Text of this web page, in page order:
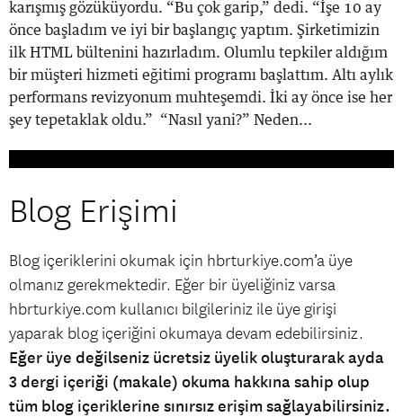
karışmış gözüküyordu. “Bu çok garip,” dedi. “İşe 10 ay
önce başladım ve iyi bir başlangıç yaptım. Şirketimizin
ilk HTML bültenini hazırladım. Olumlu tepkiler aldığım
bir müşteri hizmeti eğitimi programı başlattım. Altı aylık
performans revizyonum muhteşemdi. İki ay önce ise her
şey tepetaklak oldu.” “Nasıl yani?” Neden...
Blog Erişimi
Blog içeriklerini okumak için hbrturkiye.com’a üye
olmanız gerekmektedir. Eğer bir üyeliğiniz varsa
hbrturkiye.com kullanıcı bilgileriniz ile üye girişi
yaparak blog içeriğini okumaya devam edebilirsiniz.
Eğer üye değilseniz ücretsiz üyelik oluşturarak ayda
3 dergi içeriği (makale) okuma hakkına sahip olup
tüm blog içeriklerine sınırsız erişim sağlayabilirsiniz.